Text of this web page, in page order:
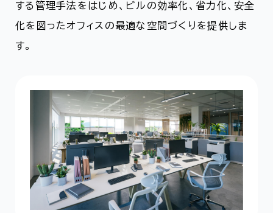
する管理手法をはじめ、ビルの効率化、省力化、安全
化を図ったオフィスの最適な空間づくりを提供しま
す。